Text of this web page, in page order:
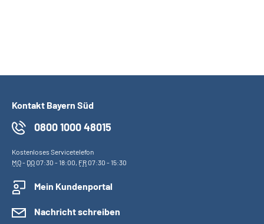
Kontakt Bayern Süd
0800 1000 48015
Kostenloses Servicetelefon
MO- DO07:30 - 18:00, FR07:30 - 15:30
Mein Kundenportal
Nachricht schreiben